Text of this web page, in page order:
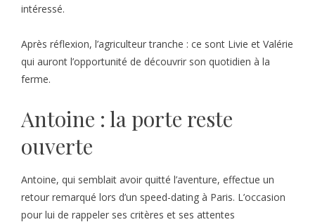
intéressé.
Après réflexion, l’agriculteur tranche : ce sont Livie et Valérie
qui auront l’opportunité de découvrir son quotidien à la
ferme.
Antoine : la porte reste
ouverte
Antoine, qui semblait avoir quitté l’aventure, effectue un
retour remarqué lors d’un speed-dating à Paris. L’occasion
pour lui de rappeler ses critères et ses attentes